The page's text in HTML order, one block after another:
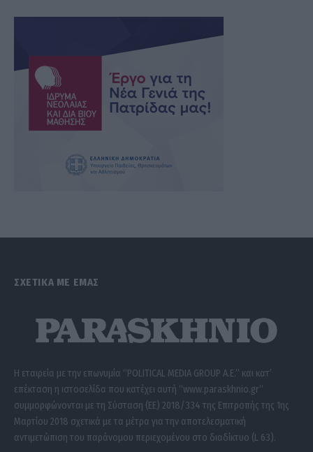
ΣΧΕΤΙΚΑ ΜΕ ΕΜΑΣ
Η εταιρεία με την επωνυμία “POLITICAL MEDIA GROUP A.E.” και κατ’
επέκταση η ιστοσελίδα που κατέχει αυτή “www.paraskhnio.gr”
συμμορφώνονται με τη Σύσταση (ΕΕ) 2018/334 της Επιτροπής της 1ης
Μαρτίου 2018 σχετικά με τα μέτρα για την αποτελεσματική
αντιμετώπιση του παράνομου περιεχομένου στο διαδίκτυο (L 63).